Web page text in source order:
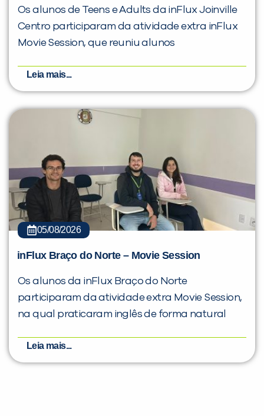
Os alunos de Teens e Adults da inFlux Joinville
Centro participaram da atividade extra inFlux
Movie Session, que reuniu alunos
Leia mais...
05/08/2026
inFlux Braço do Norte – Movie Session
Os alunos da inFlux Braço do Norte
participaram da atividade extra Movie Session,
na qual praticaram inglês de forma natural
Leia mais...